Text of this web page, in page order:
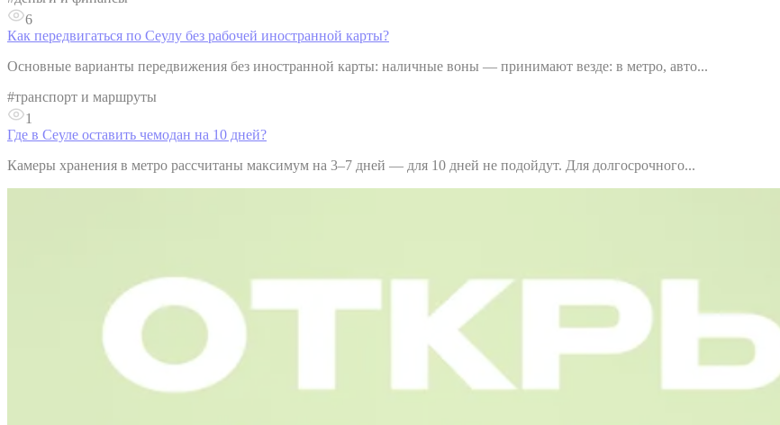
6
Как передвигаться по Сеулу без рабочей иностранной карты?
Основные варианты передвижения без иностранной карты: наличные воны — принимают везде: в метро, авто...
#транспорт и маршруты
1
Где в Сеуле оставить чемодан на 10 дней?
Камеры хранения в метро рассчитаны максимум на 3–7 дней — для 10 дней не подойдут. Для долгосрочного...